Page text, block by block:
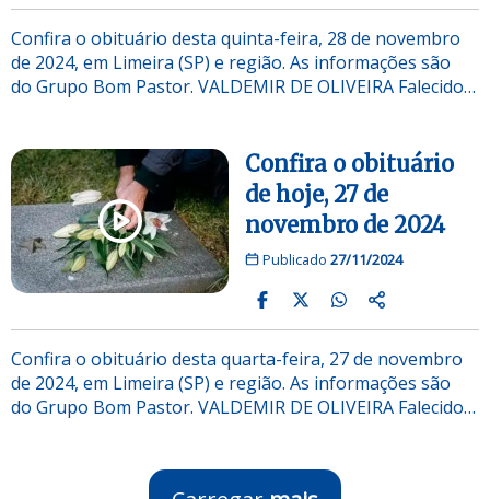
Confira o obituário desta quinta-feira, 28 de novembro
de 2024, em Limeira (SP) e região. As informações são
do Grupo Bom Pastor. VALDEMIR DE OLIVEIRA Falecido…
Confira o obituário
de hoje, 27 de
novembro de 2024
Publicado 27/11/2024
Confira o obituário desta quarta-feira, 27 de novembro
de 2024, em Limeira (SP) e região. As informações são
do Grupo Bom Pastor. VALDEMIR DE OLIVEIRA Falecido…